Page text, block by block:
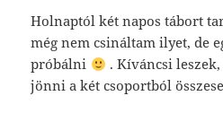
Holnaptól két napos tábort
még nem csináltam ilyet, de
próbálni
. Kíváncsi
jönni a két csoportból